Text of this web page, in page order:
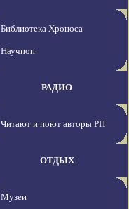
Библиотека Хроноса
Научпоп
РАДИО
Читают и поют авторы РП
ОТДЫХ
Музеи